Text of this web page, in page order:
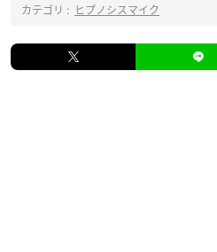
カテゴリ : ヒプノシスマイク